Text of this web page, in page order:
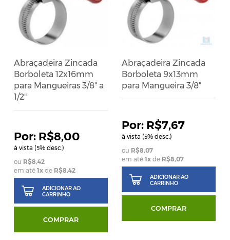
Abraçadeira Zincada
Borboleta 12x16mm
para Mangueiras 3/8" a
1/2"
R$8,00
à vista (5% desc.)
R$8,42
em até1x de R$8,42
ADICIONAR AO
CARRINHO
COMPRAR
Abraçadeira Zincada
Borboleta 9x13mm
para Mangueira 3/8"
R$7,67
à vista (5% desc.)
R$8,07
em até 1xde R$8,07
ADICIONAR AO
CARRINHO
COMPRAR